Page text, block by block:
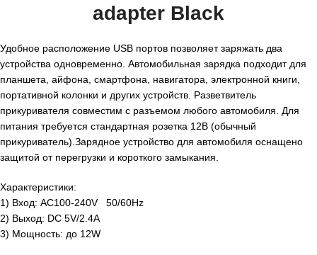
adapter Black
Удобное расположение USB портов позволяет заряжать два
устройства одновременно. Автомобильная зарядка подходит для
планшета, айфона, смартфона, навигатора, электронной книги,
портативной колонки и других устройств. Разветвитель
прикуривателя совместим с разъемом любого автомобиля. Для
питания требуется стандартная розетка 12В (обычный
прикуриватель).Зарядное устройство для автомобиля оснащено
защитой от перегрузки и короткого замыкания.
Характеристики:
1) Вход: AC100-240V 50/60Hz
2) Выход: DC 5V/2.4A
3) Мощность: до 12W